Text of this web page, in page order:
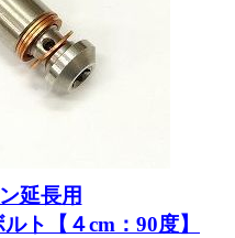
延長用
ト【４cm：90度】